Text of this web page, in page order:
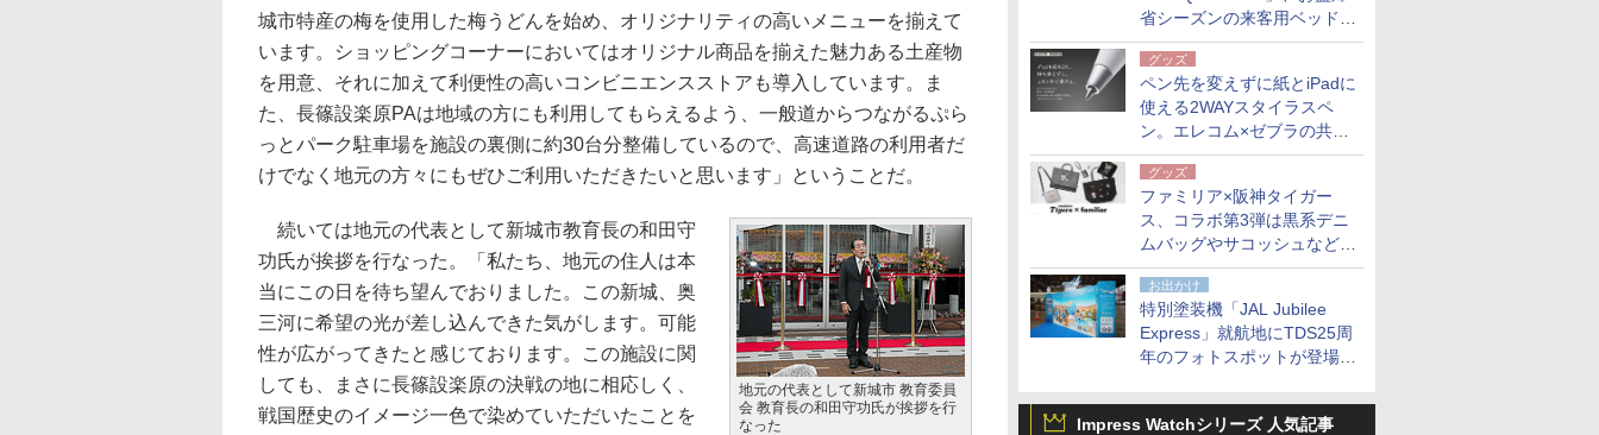
省シーズンの来客用ベッドに
も。使用後は収納バッグでコ
ンパクトに保管
グッズ
ペン先を変えずに紙とiPadに
使える2WAYスタイラスペ
ン。エレコム×ゼブラの共同
開発
グッズ
ファミリア×阪神タイガー
ス、コラボ第3弾は黒系デニ
ムバッグやサコッシュなど6
点。8月21日オンラインスト
アで発売
お出かけ
特別塗装機「JAL Jubilee
Express」就航地にTDS25周
年のフォトスポットが登場。
Impress Watchシリーズ 人気記事
城市特産の梅を使用した梅うどんを始め、オリジナリティの高いメニューを揃えて
います。ショッピングコーナーにおいてはオリジナル商品を揃えた魅力ある土産物
を用意、それに加えて利便性の高いコンビニエンスストアも導入しています。ま
た、長篠設楽原PAは地域の方にも利用してもらえるよう、一般道からつながるぷら
っとパーク駐車場を施設の裏側に約30台分整備しているので、高速道路の利用者だ
けでなく地元の方々にもぜひご利用いただきたいと思います」ということだ。
地元の代表として新城市 教育委員
会 教育長の和田守功氏が挨拶を行
なった
続いては地元の代表として新城市教育長の和田守
功氏が挨拶を行なった。「私たち、地元の住人は本
当にこの日を待ち望んでおりました。この新城、奥
三河に希望の光が差し込んできた気がします。可能
性が広がってきたと感じております。この施設に関
しても、まさに長篠設楽原の決戦の地に相応しく、
戦国歴史のイメージ一色で染めていただいたことを